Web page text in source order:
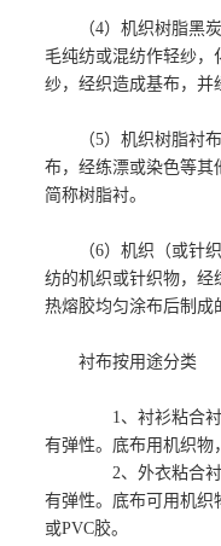
（4）机织树脂黑
毛纯纺或混纺作轻纱
纱，经织造成基布，并
（5）机织树脂衬
布，经练漂或染色等其
简称树脂衬。
（6）机织（或针
纺的机织或针织物，经
热熔胶均匀涂布后制成
衬布按用途分类
1、衬衫粘合衬
有弹性。底布用机织物
2、外衣粘合衬
有弹性。底布可用机织
或PVC胶。